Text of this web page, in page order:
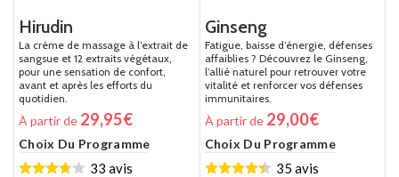
Hirudin
La crème de massage à l’extrait de
sangsue et 12 extraits végétaux,
pour une sensation de confort,
avant et après les efforts du
quotidien.
À partir de 29,95€
Choix Du Programme
33 avis
Ginseng
Fatigue, baisse d’énergie, défenses
affaiblies ? Découvrez le Ginseng,
l’allié naturel pour retrouver votre
vitalité et renforcer vos défenses
immunitaires.
À partir de 29,00€
Choix Du Programme
35 avis